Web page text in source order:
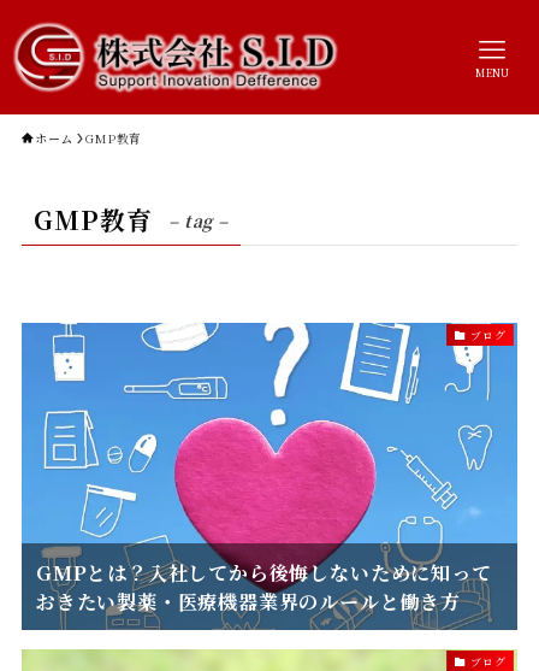
MENU
ホーム GMP教育
GMP教育 – tag –
ブログ
GMPとは？入社してから後悔しないために知って
おきたい製薬・医療機器業界のルールと働き方
ブログ